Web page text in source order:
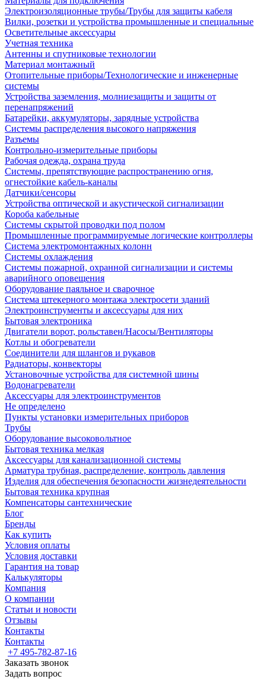
Электроизоляционные трубы/Трубы для защиты кабеля
Вилки, розетки и устройства промышленные и специальные
Осветительные аксессуары
Учетная техника
Антенны и спутниковые технологии
Материал монтажный
Отопительные приборы/Технологические и инженерные
системы
Устройства заземления, молниезащиты и защиты от
перенапряжений
Батарейки, аккумуляторы, зарядные устройства
Системы распределения высокого напряжения
Разъемы
Контрольно-измерительные приборы
Рабочая одежда, охрана труда
Системы, препятствующие распространению огня,
огнестойкие кабель-каналы
Датчики/сенсоры
Устройства оптической и акустической сигнализации
Короба кабельные
Системы скрытой проводки под полом
Промышленные программируемые логические контроллеры
Система электромонтажных колонн
Системы охлаждения
Системы пожарной, охранной сигнализации и системы
аварийного оповещения
Оборудование паяльное и сварочное
Система штекерного монтажа электросети зданий
Электроинструменты и аксессуары для них
Бытовая электроника
Двигатели ворот, рольставен/Насосы/Вентиляторы
Котлы и обогреватели
Соединители для шлангов и рукавов
Радиаторы, конвекторы
Установочные устройства для системной шины
Водонагреватели
Аксессуары для электроинструментов
Не определено
Пункты установки измерительных приборов
Трубы
Оборудование высоковольтное
Бытовая техника мелкая
Аксессуары для канализационной системы
Арматура трубная, распределение, контроль давления
Изделия для обеспечения безопасности жизнедеятельности
Бытовая техника крупная
Компенсаторы сантехнические
Блог
Бренды
Как купить
Условия оплаты
Условия доставки
Гарантия на товар
Калькуляторы
Компания
О компании
Статьи и новости
Отзывы
Контакты
Контакты
+7 495-782-87-16
Заказать звонок
Задать вопрос